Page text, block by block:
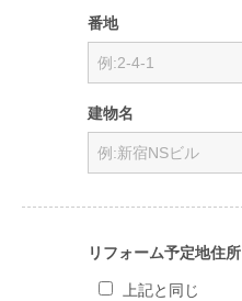
番地
建物名
リフォーム予定地住所
上記と同じ